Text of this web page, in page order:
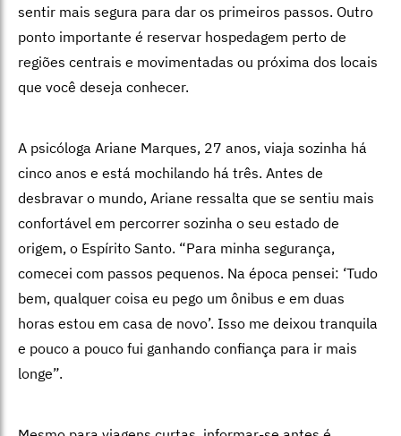
sentir mais segura para dar os primeiros passos. Outro
ponto importante é reservar hospedagem perto de
regiões centrais e movimentadas ou próxima dos locais
que você deseja conhecer.
A psicóloga Ariane Marques, 27 anos, viaja sozinha há
cinco anos e está mochilando há três. Antes de
desbravar o mundo, Ariane ressalta que se sentiu mais
confortável em percorrer sozinha o seu estado de
origem, o Espírito Santo. “Para minha segurança,
comecei com passos pequenos. Na época pensei: ‘Tudo
bem, qualquer coisa eu pego um ônibus e em duas
horas estou em casa de novo’. Isso me deixou tranquila
e pouco a pouco fui ganhando confiança para ir mais
longe”.